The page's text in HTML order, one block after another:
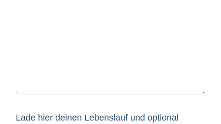
Lade hier deinen Lebenslauf und optional